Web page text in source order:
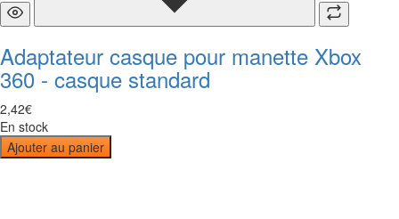
Adaptateur casque pour manette Xbox
360 - casque standard
2,42€
En stock
Ajouter au panier